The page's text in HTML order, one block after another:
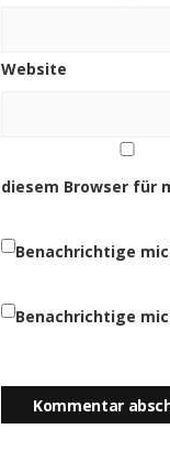
Website
diesem Browser für
Benachrichtige
Benachrichtige